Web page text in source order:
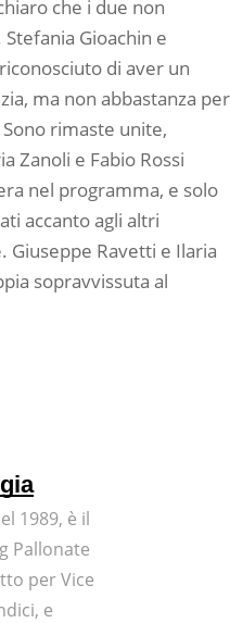
che i due non
Gioachin e
di aver un
ma non abbastanza per
rimaste unite,
Zanoli e Fabio Rossi
nel programma, e solo
accanto agli altri
Giuseppe Ravetti e Ilaria
sopravvissuta al
1989, è il
Pallonate
per Vice
e